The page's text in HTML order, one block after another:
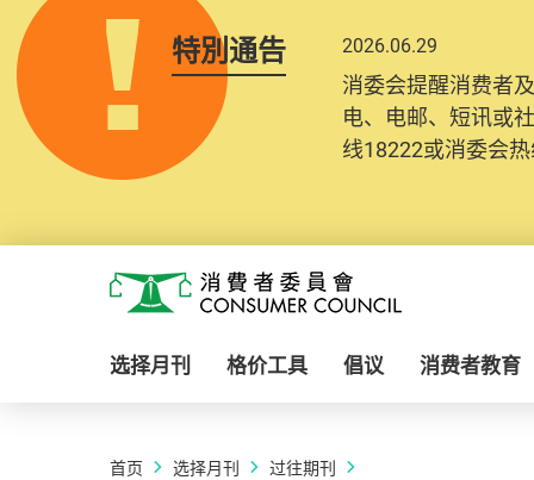
特別通告 2026.06.29
消委会提醒消费者
电、电邮、短讯或
线18222或消委会
消费者委员会
选择月刊 格价工具 倡议 消费者教育
首页 选择月刊 过往期刊